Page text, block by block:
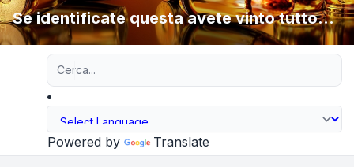
Se identificate questa avete vinto tutto…
Powered by Translate